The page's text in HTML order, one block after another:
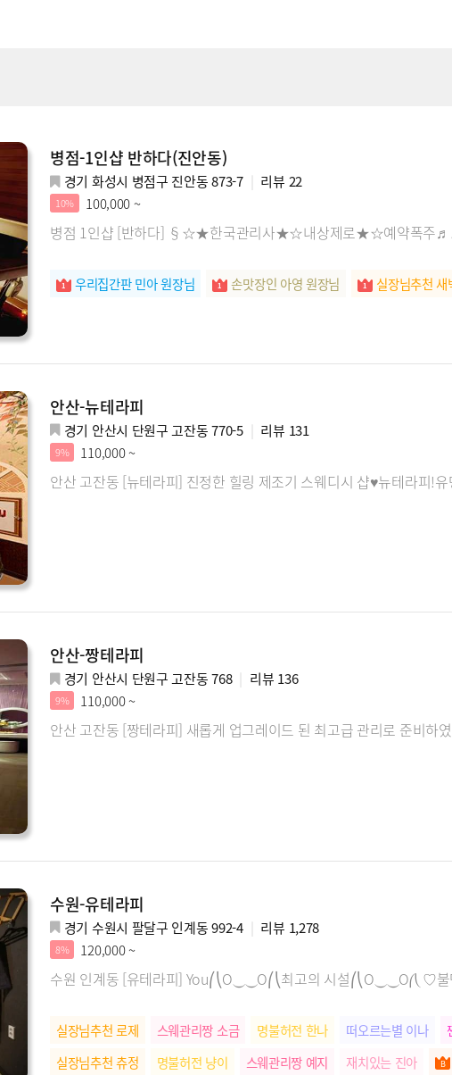
병점-1인샵 반하다(진안동)
경기 화성시 병점구 진안동 873-7 리뷰 22
10% 100,000 ~
병점 1인샵 [반하다] §☆★한국관리사★☆내상제로★☆예약폭주♬♪
우리집간판 민아 원장님 손맛장인 아영 원장님 실장님추천 새
안산-뉴테라피
경기 안산시 단원구 고잔동 770-5 리뷰 131
9% 110,000 ~
안산 고잔동 [뉴테라피] 진정한 힐링 제조기 스웨디시 샵♥뉴테라피!
안산-짱테라피
경기 안산시 단원구 고잔동 768 리뷰 136
9% 110,000 ~
안산 고잔동 [짱테라피] 새롭게 업그레이드 된 최고급 관리로 준비하
수원-유테라피
경기 수원시 팔달구 인계동 992-4 리뷰 1,278
8% 120,000 ~
수원 인계동 [유테라피] You⎛⎝O⏝⏝O⎛⎝최고의 시설⎛⎝O⏝⏝O⎛⎝ ♡
실장님추천 로제 스웨관리짱 소금 명불허전 한나 떠오르는별 이나
실장님추천 츄정
명불허전 냥이 스웨관리짱 예지 재치있는 진아